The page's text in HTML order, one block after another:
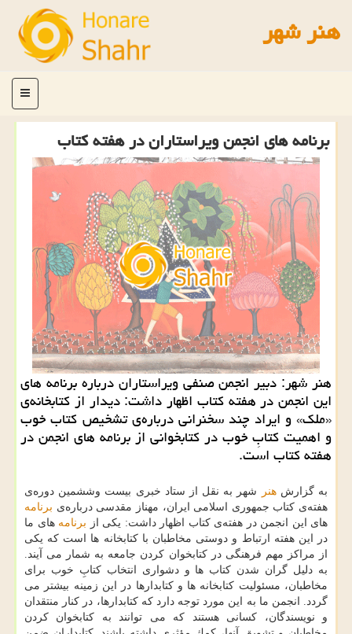
هنر شهر
منو
برنامه های انجمن ویراستاران در هفته كتاب
هنر شهر: دبیر انجمن صنفی ویراستاران درباره برنامه های
این انجمن در هفته كتاب اظهار داشت: دیدار از كتابخانه‌ی
«ملك» و ایراد چند سخنرانی درباره‌ی تشخیص كتاب خوب
و اهمیت كتابِ خوب در كتابخوانی از برنامه های انجمن در
هفته كتاب است.
به گزارشهنر
شهر به نقل از ستاد خبری بیست وششمین دوره‌ی
هفته‌ی كتاب جمهوری اسلامی ایران، مهناز مقدسی درباره‌ی برنامه
های این انجمن در هفته‌ی كتاب اظهار داشت: یكی از برنامه های ما
در این هفته ارتباط و دوستی مخاطبان با كتابخانه ها است كه یكی
از مراكز مهم فرهنگی در كتابخوان كردن جامعه به شمار می آیند.
به دلیل گران شدن كتاب ها و دشواری انتخاب كتابِ خوب برای
مخاطبان، مسئولیت كتابخانه ها و كتابدارها در این زمینه بیشتر می
گردد. انجمن ما به این مورد توجه دارد كه كتابدارها، در كنار منتقدان
و نویسندگان، كسانی هستند كه می توانند به كتابخوان كردن